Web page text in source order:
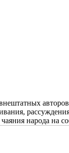
народа на